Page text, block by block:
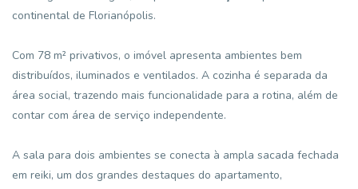
continental de Florianópolis.
Com 78 m² privativos, o imóvel apresenta ambientes bem
distribuídos, iluminados e ventilados. A cozinha é separada da
área social, trazendo mais funcionalidade para a rotina, além de
contar com área de serviço independente.
A sala para dois ambientes se conecta à ampla sacada fechada
em reiki, um dos grandes destaques do apartamento,